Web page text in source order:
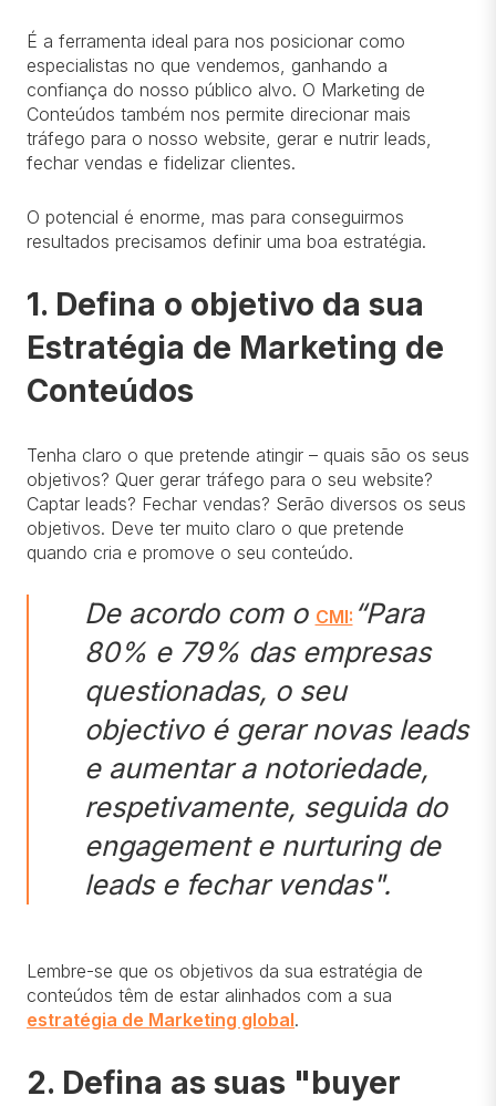
É a ferramenta ideal para nos posicionar como
especialistas no que vendemos, ganhando a
confiança do nosso público alvo. O Marketing de
Conteúdos também nos permite direcionar mais
tráfego para o nosso website, gerar e nutrir leads,
fechar vendas e fidelizar clientes.
O potencial é enorme, mas para conseguirmos
resultados precisamos definir uma boa estratégia.
1. Defina o objetivo da sua
Estratégia de Marketing de
Conteúdos
Tenha claro o que pretende atingir – quais são os seus
objetivos? Quer gerar tráfego para o seu website?
Captar leads? Fechar vendas? Serão diversos os seus
objetivos. Deve ter muito claro o que pretende
quando cria e promove o seu conteúdo.
De acordo com o CMI: “Para
80% e 79% das empresas
questionadas, o seu
objectivo é gerar novas leads
e aumentar a notoriedade,
respetivamente, seguida do
engagement e nurturing de
leads e fechar vendas".
Lembre-se que os objetivos da sua estratégia de
conteúdos têm de estar alinhados com a sua
estratégia de Marketing global.
2. Defina as suas "buyer